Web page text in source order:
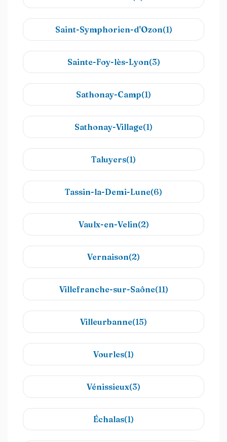
Saint-Symphorien-d'Ozon(1)
Sainte-Foy-lès-Lyon(3)
Sathonay-Camp(1)
Sathonay-Village(1)
Taluyers(1)
Tassin-la-Demi-Lune(6)
Vaulx-en-Velin(2)
Vernaison(2)
Villefranche-sur-Saône(11)
Villeurbanne(15)
Vourles(1)
Vénissieux(3)
Échalas(1)